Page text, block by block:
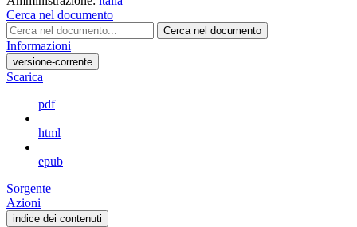
Cerca nel documento
Cerca nel documento
Informazioni
versione-corrente
Scarica
pdf
html
epub
Sorgente
Azioni
indice dei contenuti